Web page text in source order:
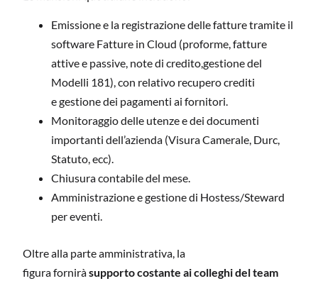
Emissione e la registrazione delle fatture tramite il
software Fatture in Cloud (proforme, fatture
attive e passive, note di credito,gestione del
Modelli 181), con relativo recupero crediti
e gestione dei pagamenti ai fornitori.
Monitoraggio delle utenze e dei documenti
importanti dell’azienda (Visura Camerale, Durc,
Statuto, ecc).
Chiusura contabile del mese.
Amministrazione e gestione di Hostess/Steward
per eventi.
Oltre alla parte amministrativa, la
figura forniràsupporto costante ai colleghi del team